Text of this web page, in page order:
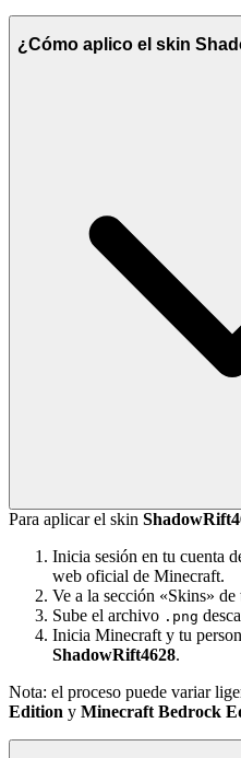
¿Cómo aplico el skin
Para aplicar el skin
Inicia sesión en tu cuenta
web oficial de Minecraft.
Ve a la sección «Skins»
Sube el archivo .png
Inicia Minecraft y tu
ShadowRift4628.
Nota: el proceso puede variar
Edition y Minecraft Bedrock